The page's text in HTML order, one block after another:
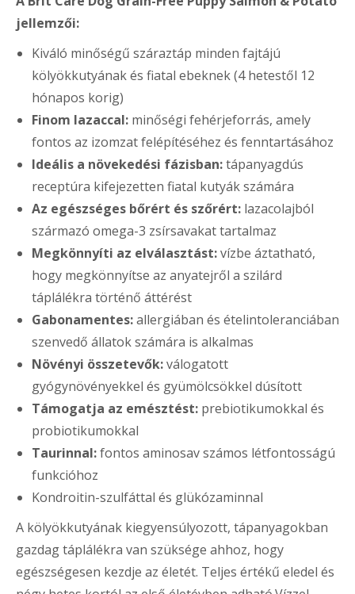
jellemzői:
Kiváló minőségű száraztáp minden fajtájú
kölyökkutyának és fiatal ebeknek (4 hetestől 12
hónapos korig)
Finom lazaccal: minőségi fehérjeforrás, amely
fontos az izomzat felépítéséhez és fenntartásához
Ideális a növekedési fázisban:tápanyagdús
receptúra kifejezetten fiatal kutyák számára
Az egészséges bőrért és szőrért: lazacolajból
származó omega-3 zsírsavakat tartalmaz
Megkönnyíti az elválasztást:vízbe áztatható,
hogy megkönnyítse az anyatejről a szilárd
táplálékra történő áttérést
Gabonamentes:allergiában és ételintoleranciában
szenvedő állatok számára is alkalmas
Növényi összetevők:válogatott
gyógynövényekkel és gyümölcsökkel dúsított
Támogatja az emésztést: prebiotikumokkal és
probiotikumokkal
Taurinnal:fontos aminosav számos létfontosságú
funkcióhoz
Kondroitin-szulfáttal és glükózaminnal
A kölyökkutyának kiegyensúlyozott, tápanyagokban
gazdag táplálékra van szüksége ahhoz, hogy
egészségesen kezdje az életét. Teljes értékű eledel és